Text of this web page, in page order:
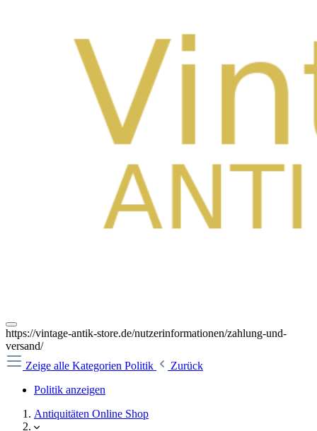
https://vintage-antik-store.de/nutzerinformationen/zahlung-und-
versand/
Zeige alle Kategorien Politik
Zurück
Politik anzeigen
Antiquitäten Online Shop